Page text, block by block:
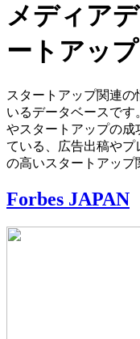
メディア
ートアップ
スタートアップ関連
いるデータベースで
やスタートアップの成
ている、広告出稿や
の高いスタートアップ
Forbes JAPAN